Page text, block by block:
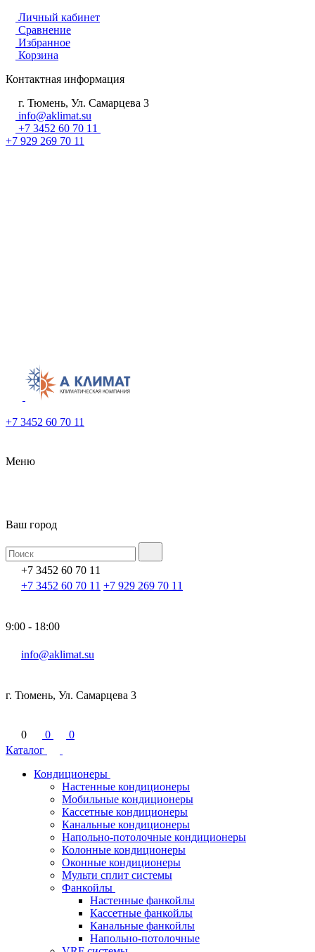
Личный кабинет
Сравнение
Избранное
Корзина
Контактная информация
г. Тюмень, Ул. Самарцева 3
info@aklimat.su
+7 3452 60 70 11
+7 929 269 70 11
+7 3452 60 70 11
Меню
Ваш город
+7 3452 60 70 11
+7 3452 60 70 11 +7 929 269 70 11
9:00 - 18:00
info@aklimat.su
г. Тюмень, Ул. Самарцева 3
0 0
0
Каталог
Кондиционеры
Настенные кондиционеры
Мобильные кондиционеры
Кассетные кондиционеры
Канальные кондиционеры
Напольно-потолочные кондиционеры
Колонные кондиционеры
Оконные кондиционеры
Мульти сплит системы
Фанкойлы
Настенные фанкойлы
Кассетные фанкойлы
Канальные фанкойлы
Напольно-потолочные